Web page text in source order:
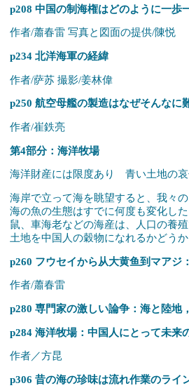
p208 中国の制海権はどのように一歩
作者/蕭春雷 写真と図面の提供/陳悦
p234 北洋海軍の経緯
作者/萨苏 撮影/姜林偉
p250 航空母艦の製造はなぜそんなに
作者/崔鉄亮
第4部分：海洋牧場
海洋財産には限度あり 青い土地の哀
海岸で立って海を眺望すると、我々
海の魚の生態はすでに何度も変化し
鼠、車海老などの海産は、人口の養
土地を中国人の穀物になれるかどう
p260 フウセイから从大黄鱼到マアジ
作者/蕭春雷
p280 専門家の激しい論争：海と陸地
p284 海洋牧場：中国人にとって未来
作者／方昆
p306 昔の海の珍味は流れ作業のライ